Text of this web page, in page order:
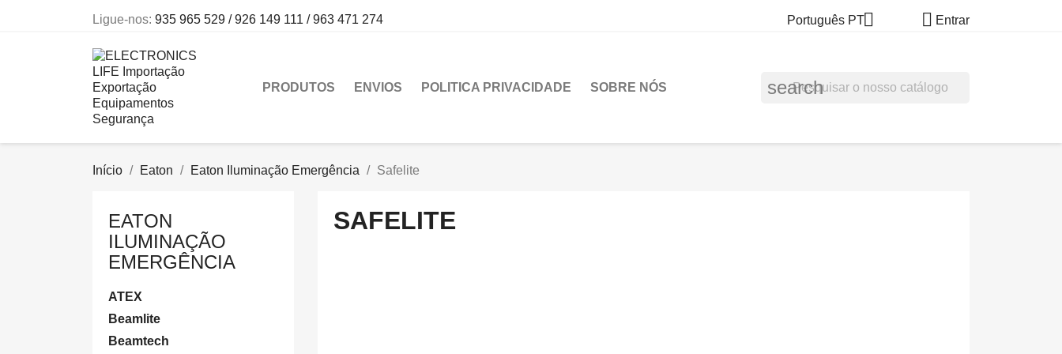
Ligue-nos: 935 965 529 / 926 149 111 / 963 471 274 Português PT  Entrar
PRODUTOS ENVIOS POLITICA PRIVACIDADE SOBRE NÓS search
Início Eaton Eaton Iluminação Emergência Safelite
EATON
ILUMINAÇÃO
EMERGÊNCIA
ATEX
Beamlite
Beamtech
SAFELITE